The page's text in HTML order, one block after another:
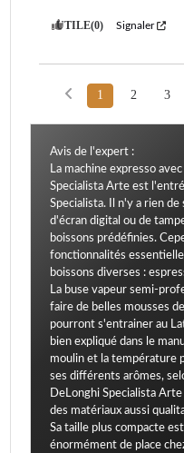
UTILE(0) Signaler
1 2 3
Avis de l'expert :
La machine expresso
Specialista Arte est
Specialista. Il n'y a rien
d'écran digital ou de
boissons prédéfinies.
fonctionnalités
boissons diverses :
La buse vapeur semi-
faire de belles mousses
pourront s'entrainer au
bien expliqué dans le
moulin et la température
ses différents arômes,
DeLonghi Specialista
des matériaux aussi
Sa taille plus compacte
énormément de place